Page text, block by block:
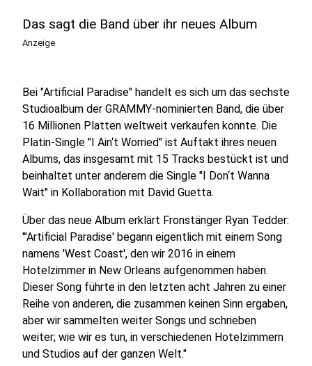
Das sagt die Band über ihr neues Album
Anzeige
Bei "Artificial Paradise" handelt es sich um das sechste
Studioalbum der GRAMMY-nominierten Band, die über
16 Millionen Platten weltweit verkaufen konnte. Die
Platin-Single "I Ain‘t Worried" ist Auftakt ihres neuen
Albums, das insgesamt mit 15 Tracks bestückt ist und
beinhaltet unter anderem die Single "I Don‘t Wanna
Wait" in Kollaboration mit David Guetta.
Über das neue Album erklärt Fronstänger Ryan Tedder:
"'Artificial Paradise' begann eigentlich mit einem Song
namens 'West Coast', den wir 2016 in einem
Hotelzimmer in New Orleans aufgenommen haben.
Dieser Song führte in den letzten acht Jahren zu einer
Reihe von anderen, die zusammen keinen Sinn ergaben,
aber wir sammelten weiter Songs und schrieben
weiter; wie wir es tun, in verschiedenen Hotelzimmern
und Studios auf der ganzen Welt."